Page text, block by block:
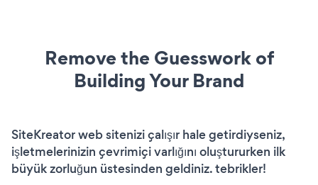
Remove the Guesswork of
Building Your Brand
SiteKreator web sitenizi çalışır hale getirdiyseniz,
işletmelerinizin çevrimiçi varlığını oluştururken ilk
büyük zorluğun üstesinden geldiniz. tebrikler!